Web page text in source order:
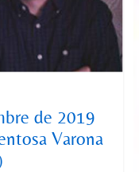
de 2019
Varona